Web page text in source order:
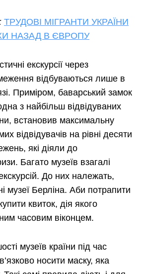
ТРУДОВІ МІГРАНТИ УКРАЇНИ
НАЗАД В ЄВРОПУ
екскурсії через
відбуваються лише в
Приміром, баварський замок
з найбільш відвідуваних
встановив максимальну
відвідувачів на рівні десяти
які діяли до
Багато музеїв взагалі
До них належать,
музеї Берліна. Аби потрапити
квиток, дія якого
часовим віконцем.
музеїв країни під час
носити маску, яка